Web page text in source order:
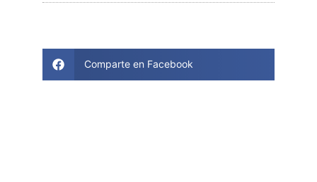
Comparte en Facebook